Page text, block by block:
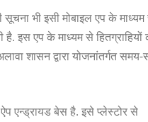
सूचना भी इसी मोबाइल एप के
इस एप के माध्यम से
शासन द्वारा योजनांतर्गत समय-
ऐप एन्ड्रायड बेस है. इसे प्लेस्टोर से